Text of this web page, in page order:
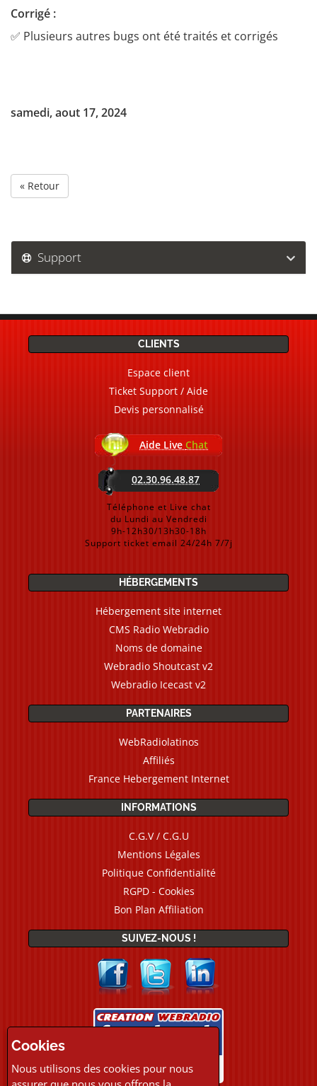
Corrigé :
✅ Plusieurs autres bugs ont été traités et corrigés
samedi, aout 17, 2024
« Retour
Support
CLIENTS
Espace client
Ticket Support / Aide
Devis personnalisé
Aide Live Chat
02.30.96.48.87
Téléphone et Live chat
du Lundi au Vendredi
9h-12h30/13h30-18h
Support ticket email 24/24h 7/7j
HÉBERGEMENTS
Hébergement site internet
CMS Radio Webradio
Noms de domaine
Webradio Shoutcast v2
Webradio Icecast v2
PARTENAIRES
WebRadiolatinos
Affiliés
France Hebergement Internet
INFORMATIONS
C.G.V / C.G.U
Mentions Légales
Politique Confidentialité
RGPD - Cookies
Bon Plan Affiliation
SUIVEZ-NOUS !
Cookies
Nous utilisons des cookies pour nous